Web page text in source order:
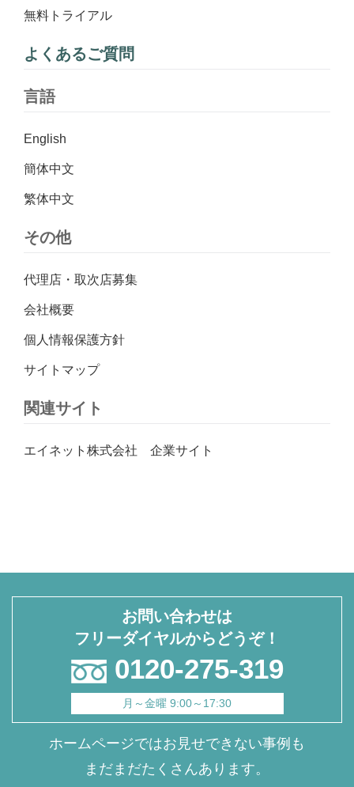
無料トライアル
よくあるご質問
言語
English
簡体中文
繁体中文
その他
代理店・取次店募集
会社概要
個人情報保護方針
サイトマップ
関連サイト
エイネット株式会社 企業サイト
お問い合わせは
フリーダイヤルからどうぞ！
0120-275-319
月～金曜 9:00～17:30
ホームページではお見せできない事例も
まだまだたくさんあります。